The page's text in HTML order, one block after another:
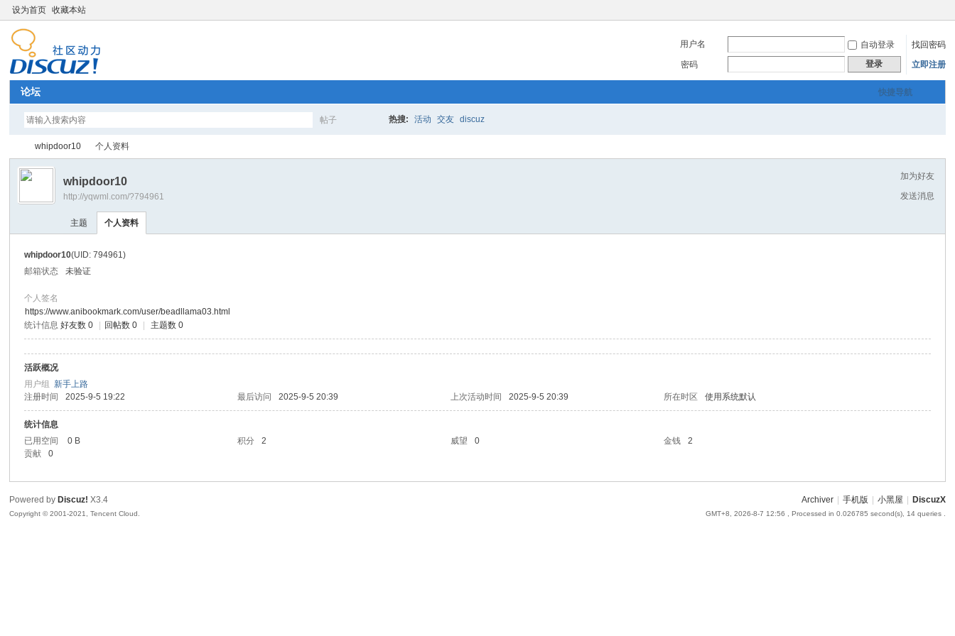
设为首页 收藏本站
用户名 自动登录
找回密码
密码
登录 立即注册
快捷导航
论坛
帖子 热搜: 活动 交友 discuz
›
whipdoor10 个人资料
加为好友
发送消息
whipdoor10
http://yqwml.com/?794961
主题 个人资料
whipdoor10(UID: 794961)
邮箱状态
未验证
个人签名
https://www.anibookmark.com/user/beadllama03.html
统计信息 好友数 0 回帖数 0 主题数 0
活跃概况
用户组新手上路
注册时间
2025-9-5 19:22 最后访问 2025-9-5 20:39 上次活动时间 2025-9-5 20:39 所在时区 使用系统默认
统计信息
已用空间
0 B 积分 2 威望 0 金钱
2
贡献
0
Archiver 手机版 小黑屋 DiscuzX
GMT+8, 2026-8-7 12:56 , Processed in 0.026785 second(s), 14 queries .
Powered by Discuz! X3.4
Copyright © 2001-2021, Tencent Cloud.